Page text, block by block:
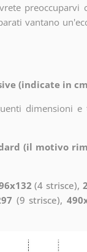
preoccuparvi
vantano
(indicate in
dimensioni
(il motivo
(4 strisce),
(9 strisce),